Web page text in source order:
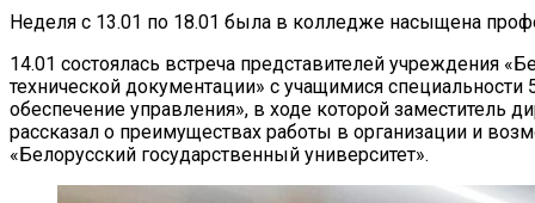
Неделя с 13.01 по 18.01 была в колледже насыщена
14.01 состоялась встреча представителей учреждения
технической документации» с учащимися
обеспечение управления», в ходе которой заместитель
рассказал о преимуществах работы в организации и
«Белорусский государственный университет».